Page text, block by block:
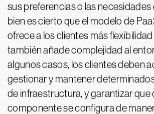
sus preferencias o las necesidades
bien es cierto que el modelo de
ofrece a los clientes más
también añade complejidad al
algunos casos, los clientes deben
gestionar y mantener
de infraestructura, y garantizar que
componente se configura de